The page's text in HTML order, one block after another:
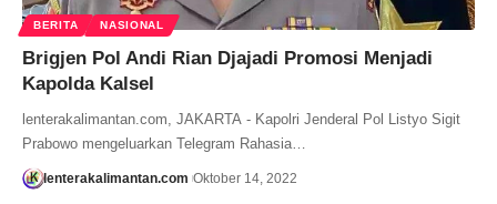
BERITA NASIONAL
Brigjen Pol Andi Rian Djajadi Promosi Menjadi
Kapolda Kalsel
lenterakalimantan.com, JAKARTA - Kapolri Jenderal Pol Listyo Sigit
Prabowo mengeluarkan Telegram Rahasia…
lenterakalimantan.com Oktober 14, 2022